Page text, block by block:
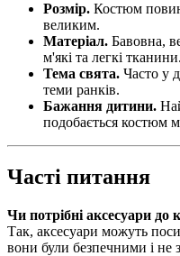
Розмір. Костюм
великим.
Матеріал. Бавовна,
м'які та легкі тканини.
Тема свята. Часто у
теми ранків.
Бажання дитини.
подобається костюм
Часті питання
Чи потрібні аксесуари
Так, аксесуари можуть
вони були безпечними і не